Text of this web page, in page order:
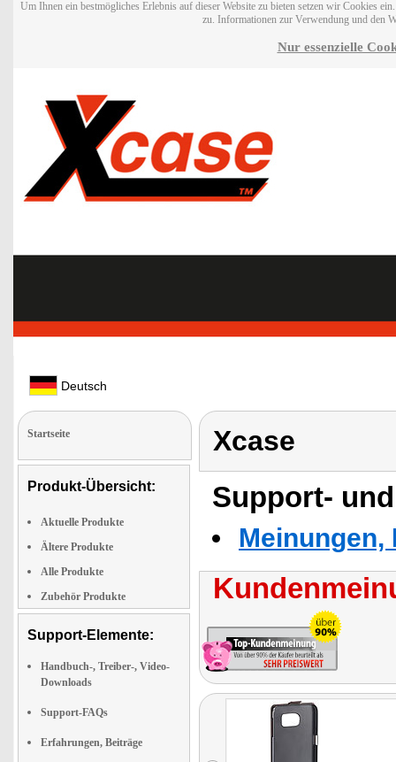
Um Ihnen ein bestmögliches Erlebnis auf dieser Website zu bieten setzen wir Cookies
zu. Informationen zur Verwendung und den
Nur essenzielle
Deutsch
Startseite
Produkt-Übersicht:
Aktuelle Produkte
Ältere Produkte
Alle Produkte
Zubehör Produkte
Support-Elemente:
Handbuch-, Treiber-, Video-
Downloads
Support-FAQs
Erfahrungen, Beiträge
Xcase
Support-